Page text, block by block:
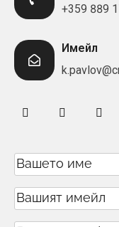
+359 889
Имейл